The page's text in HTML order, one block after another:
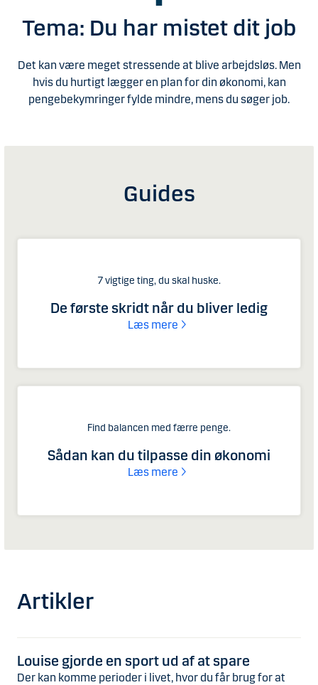
Tema: Du har mistet dit job
Det kan være meget stressende at blive arbejdsløs. Men
hvis du hurtigt lægger en plan for din økonomi, kan
pengebekymringer fylde mindre, mens du søger job.
Guides
7 vigtige ting, du skal huske.
De første skridt når du bliver ledig
Læs mere
Find balancen med færre penge.
Sådan kan du tilpasse din økonomi
Læs mere
Artikler
Louise gjorde en sport ud af at spare
Der kan komme perioder i livet, hvor du får brug for at